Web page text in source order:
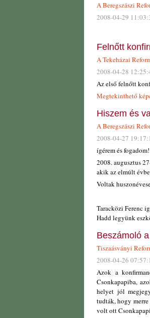
A Beregszászi
2008-04-29
Felnőtt
A Tekeházai
2008-04-28
Az első felnőtt
Megtekinthető
Hiszem és
A Beregszászi
2008-04-27
ígérem és fogadom!
2008. augusztus
akik az elmúlt
Voltak
Taracközi Ferenc
Hadd legyünk
Beszámoló
Tiszaásványi
2008-04-26
Azok a
Csonkapapiba,
helyet jól
tudták, hogy
volt ott